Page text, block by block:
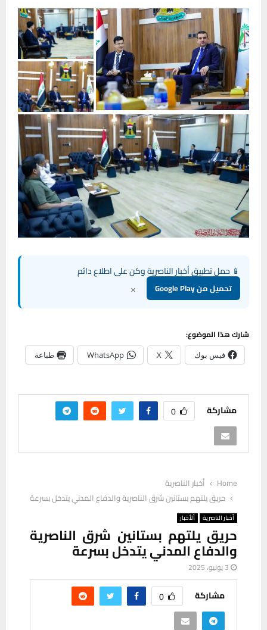
📱 حمل تطبيق أخبار الناصرية وكن على اطلاع دائم
تحميل من Google Play ×
شارك هذا الموضوع:
فيس بوك X
WhatsApp طباعة
مشاركة 0
Home
أخبار الناصرية
حريق يلتهم بستانين شرق الناصرية والدفاع المدني يتدخل بسرعة
أخبار الناصرية ألأخبار
حريق يلتهم بستانين شرق الناصرية
والدفاع المدني يتدخل بسرعة
3 يونيو، 2025
مشاركة 0